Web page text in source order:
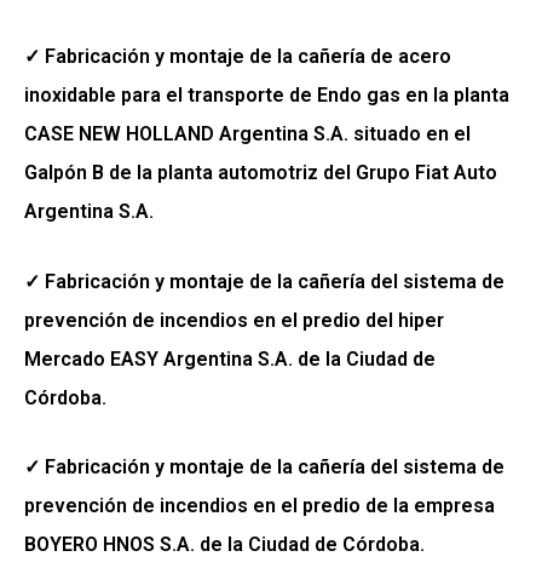
✓ Fabricación y montaje de la cañería de acero
inoxidable para el transporte de Endo gas en la planta
CASE NEW HOLLAND Argentina S.A. situado en el
Galpón B de la planta automotriz del Grupo Fiat Auto
Argentina S.A.
✓ Fabricación y montaje de la cañería del sistema de
prevención de incendios en el predio del hiper
Mercado EASY Argentina S.A. de la Ciudad de
Córdoba.
✓ Fabricación y montaje de la cañería del sistema de
prevención de incendios en el predio de la empresa
BOYERO HNOS S.A. de la Ciudad de Córdoba.